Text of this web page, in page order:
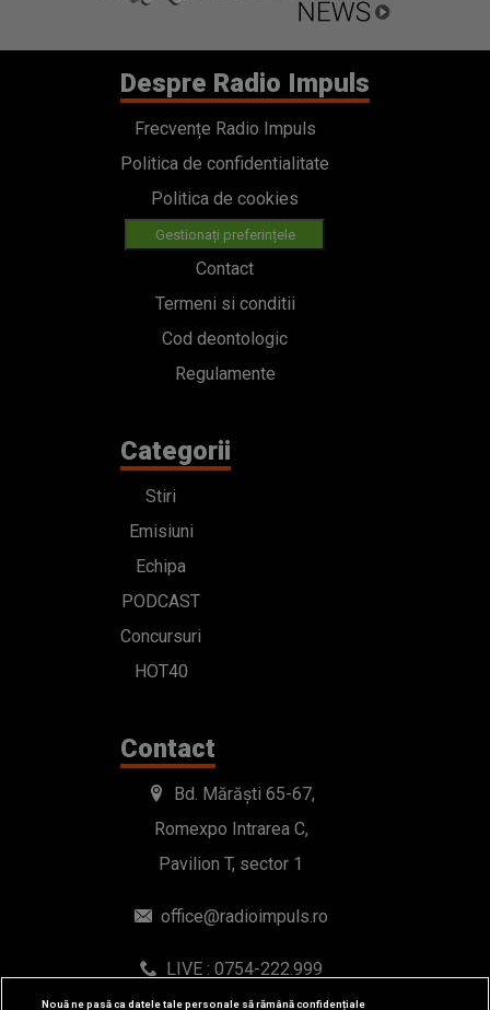
Despre Radio Impuls
Frecvențe Radio Impuls
Politica de confidentialitate
Politica de cookies
Gestionați preferințele
Contact
Termeni si conditii
Cod deontologic
Regulamente
Categorii
Stiri
Emisiuni
Echipa
PODCAST
Concursuri
HOT40
Contact
Bd. Mărăști 65-67,
Romexpo Intrarea C,
Pavilion T, sector 1
office@radioimpuls.ro
LIVE : 0754-222.999
WhatsApp: 0754-222.999
Nouă ne pasă ca datele tale personale să rămână confidențiale